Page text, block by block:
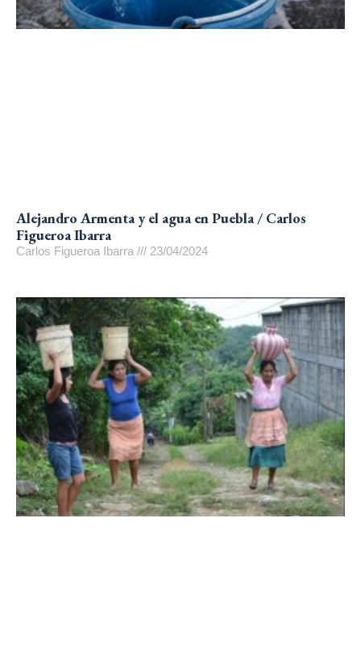
Alejandro Armenta y el agua en Puebla / Carlos
Figueroa Ibarra
Carlos Figueroa Ibarra 23/04/2024